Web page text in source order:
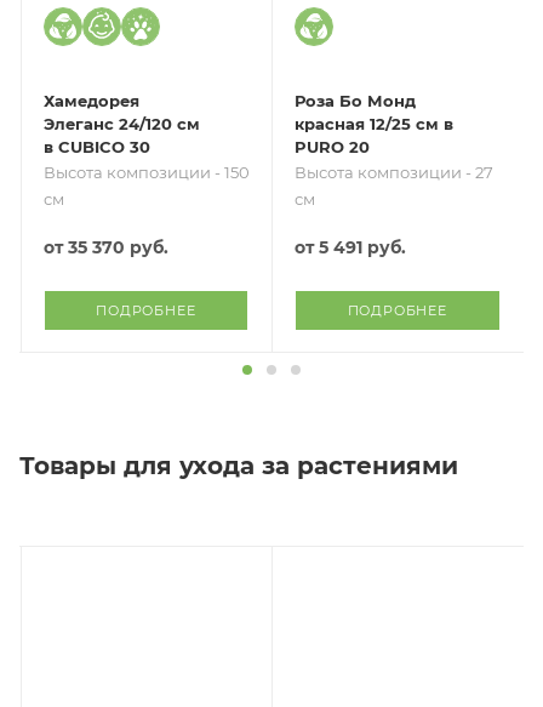
Хамедорея
Элеганс 24/120 см
в CUBICO 30
Высота композиции - 150
см
от35 370 руб.
ПОДРОБНЕЕ
Роза Бо Монд
красная 12/25 см в
PURO 20
Высота композиции - 27
см
от5 491 руб.
ПОДРОБНЕЕ
Товары для ухода за растениями